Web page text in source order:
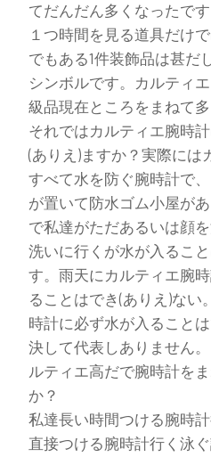
てだんだん多くなったで
１つ時間を見る道具だけ
でもある1件装飾品は甚だ
シンボルです。カルティ
級品現在ところをまねて
それではカルティエ腕時
(ありえ)ますか？実際には
すべて水を防ぐ腕時計で
が置いて防水ゴム小屋が
で私達がただあるいは顔
洗いに行くが水が入るこ
す。雨天にカルティエ腕
ることはでき(ありえ)な
時計に必ず水が入ること
決して代表しありません
ルティエ高だで腕時計を
か？
私達長い時間つける腕時
直接つける腕時計行く泳